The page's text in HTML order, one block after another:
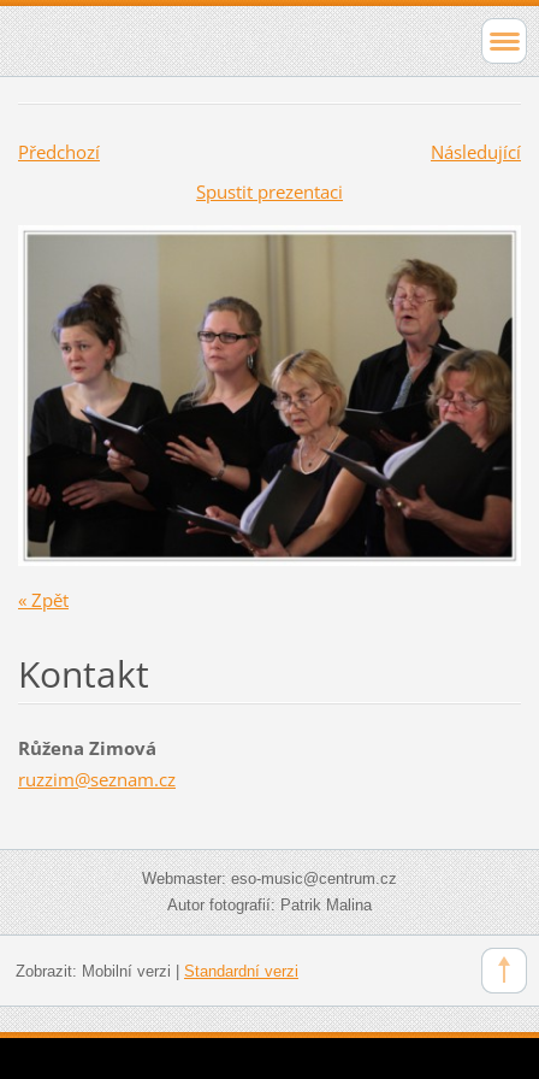
Předchozí
Následující
Spustit prezentaci
« Zpět
Kontakt
Růžena Zimová
ruzzim@seznam.cz
Webmaster: eso-music@centrum.cz
Autor fotografií: Patrik Malina
Zobrazit: Mobilní verzi Standardní verzi